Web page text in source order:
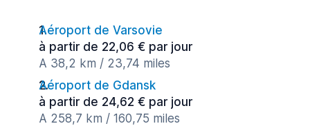
Aéroport de Varsovie
à partir de 22,06 € par jour
A 38,2 km / 23,74 miles
Aéroport de Gdansk
à partir de 24,62 € par jour
A 258,7 km / 160,75 miles